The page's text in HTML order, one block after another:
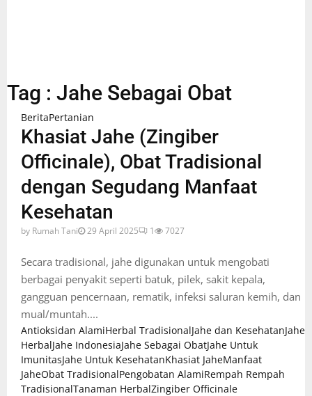
Tag : Jahe Sebagai Obat
BeritaPertanian
Khasiat Jahe (Zingiber
Officinale), Obat Tradisional
dengan Segudang Manfaat
Kesehatan
by Rumah Tani 29 April 2025 1 7027
Secara tradisional, jahe digunakan untuk mengobati
berbagai penyakit seperti batuk, pilek, sakit kepala,
gangguan pencernaan, rematik, infeksi saluran kemih, dan
mual/muntah....
Antioksidan AlamiHerbal TradisionalJahe dan KesehatanJahe
HerbalJahe IndonesiaJahe Sebagai ObatJahe Untuk
ImunitasJahe Untuk KesehatanKhasiat JaheManfaat
JaheObat TradisionalPengobatan AlamiRempah Rempah
TradisionalTanaman HerbalZingiber Officinale